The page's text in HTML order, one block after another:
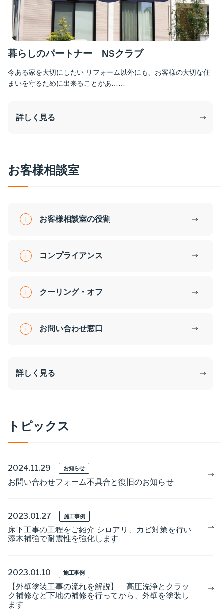
暮らしのパートナー NSクラブ
今ある家を大切にしたい リフォーム以外にも、お客様の大切な住
まいを守るために出来ることがあ……
詳しく見る
お客様相談室
お客様相談室の役割
コンプライアンス
クーリング・オフ
お問い合わせ窓口
詳しく見る
ト ピッ クス
2024.11.29 お知らせ
お問い合わせフォーム不具合と復旧のお知らせ
2023.01.27 施工事例
床下工事の工程をご紹介 シロアリ、カビ対策を行い
添木補強で耐震性を強化します
2023.01.10 施工事例
【外壁塗装工事の流れを解説】 高圧洗浄とクラッ
ク補修など下地の補修を行ってから、外壁を塗装し
ます